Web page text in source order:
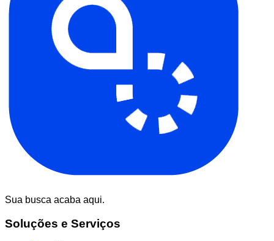
Sua busca acaba aqui.
Soluções e Serviços